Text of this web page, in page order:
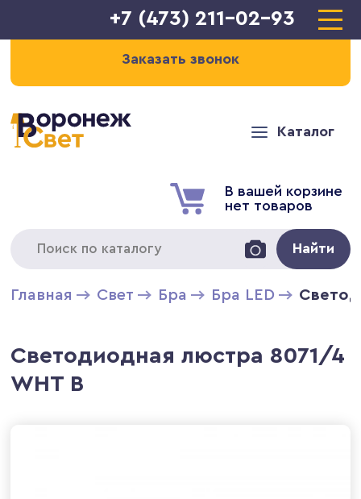
+7 (473) 211-02-93
Заказать звонок
Каталог
В вашей корзине
нет товаров
Найти
Главная Свет Бра Бра LED
Светодиодная люстра 8071/4
WHT B